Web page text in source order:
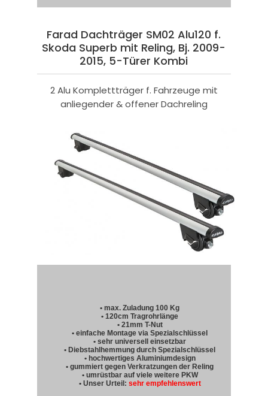
Farad Dachträger SM02 Alu120 f.
Skoda Superb mit Reling, Bj. 2009-
2015, 5-Türer Kombi
2 Alu Komplettträger f. Fahrzeuge mit
anliegender & offener Dachreling
• max. Zuladung 100 Kg
• 120cm Tragrohrlänge
• 21mm T-Nut
• einfache Montage via Spezialschlüssel
• sehr universell einsetzbar
• Diebstahlhemmung durch Spezialschlüssel
• hochwertiges Aluminiumdesign
• gummiert gegen Verkratzungen der Reling
• umrüstbar auf viele weitere PKW
• Unser Urteil: sehr empfehlenswert